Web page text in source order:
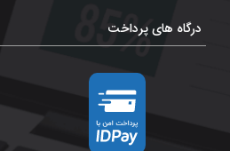
درگاه های پرداخت